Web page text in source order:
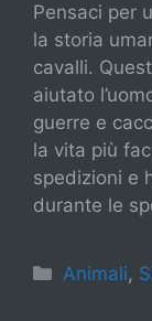
Pensaci per
la storia
cavalli.
aiutato
guerre e
la vita più
spedizioni e
durante le
Categorie
Animali,